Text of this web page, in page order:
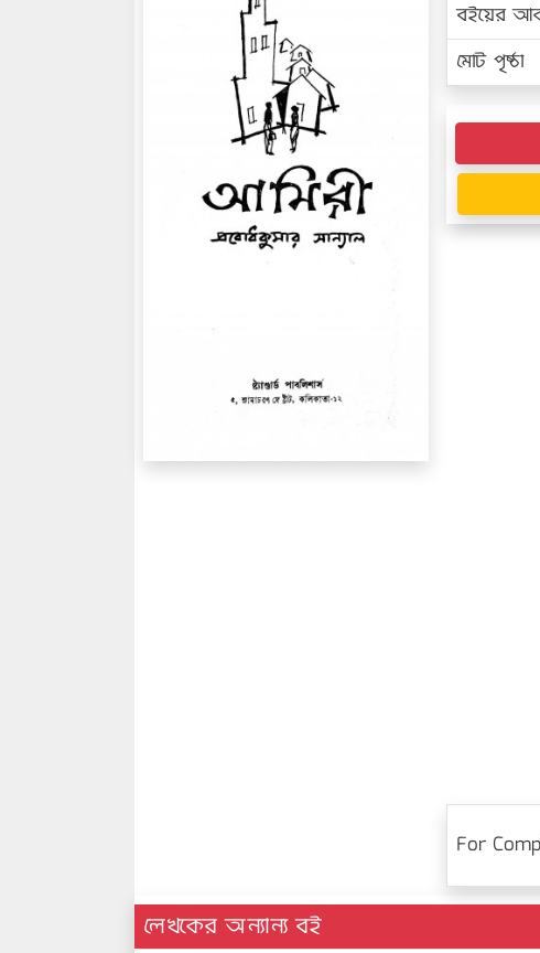
বইয়ের
মোট পৃষ্ঠা
For
লেখকের অন্যান্য বই